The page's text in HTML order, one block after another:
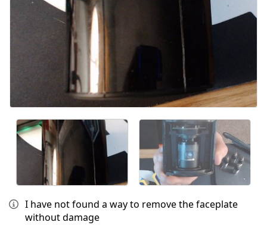
I have not found a way to remove the faceplate
without damage